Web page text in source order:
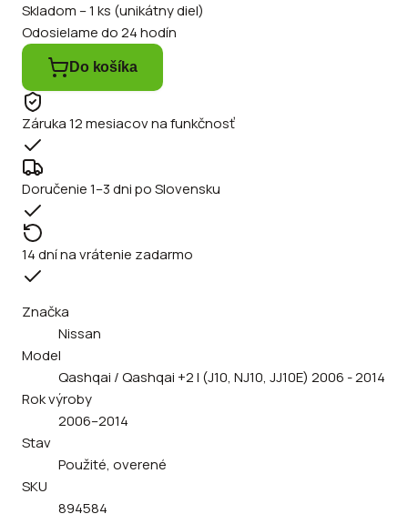
Skladom – 1 ks (unikátny diel)
Odosielame do 24 hodín
Do košíka
Záruka 12 mesiacov na funkčnosť
Doručenie 1–3 dni po Slovensku
14 dní na vrátenie zadarmo
Značka
Nissan
Model
Qashqai / Qashqai +2 I (J10, NJ10, JJ10E) 2006 - 2014
Rok výroby
2006–2014
Stav
Použité, overené
SKU
894584